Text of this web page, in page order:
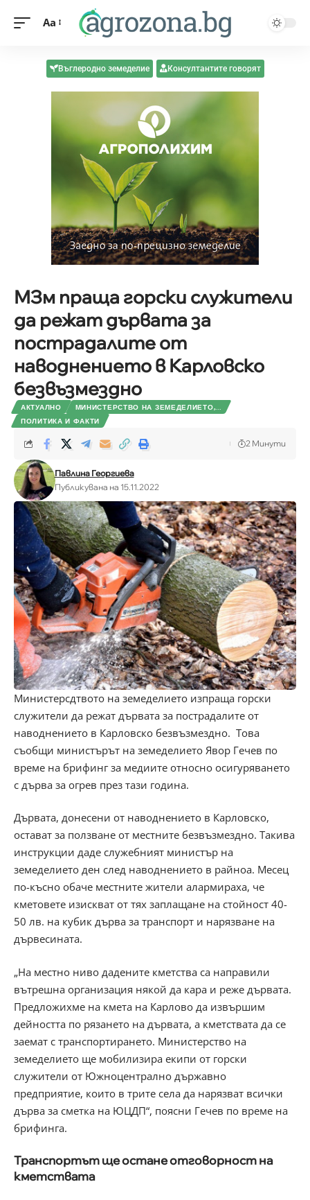
Aa
Въглеродно земеделие Консултантите говорят
МЗм праща горски служители
да режат дървата за
пострадалите от
наводнението в Карловско
безвъзмездно
АКТУАЛНО
МИНИСТЕРСТВО НА ЗЕМЕДЕЛИЕТО,...
ПОЛИТИКА И ФАКТИ
Павлина Георгиева
Публикувана на 15.11.2022
2 Минути
Министерсдтвото на земеделието изпраща горски
служители да режат дървата за пострадалите от
наводнението в Карловско безвъзмездно. Това
съобщи министърът на земеделието Явор Гечев по
време на брифинг за медиите относно осигуряването
с дърва за огрев през тази година.
Дървата, донесени от наводнението в Карловско,
остават за ползване от местните безвъзмездно. Такива
инструкции даде служебният министър на
земеделието ден след наводнението в райноа. Месец
по-късно обаче местните жители алармираха, че
кметовете изискват от тях заплащане на стойност 40-
50 лв. на кубик дърва за транспорт и нарязване на
дървесината.
„На местно ниво дадените кметства са направили
вътрешна организация някой да кара и реже дървата.
Предложихме на кмета на Карлово да извършим
дейността по рязането на дървата, а кметствата да се
заемат с транспортирането. Министерство на
земеделието ще мобилизира екипи от горски
служители от Южноцентрално държавно
предприятие, които в трите села да нарязват всички
дърва за сметка на ЮЦДП“, поясни Гечев по време на
брифинга.
Транспортът ще остане отговорност на
кметствата